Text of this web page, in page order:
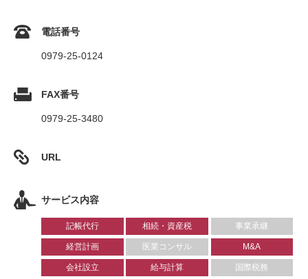
電話番号
0979-25-0124
FAX番号
0979-25-3480
URL
サービス内容
記帳代行 相続・資産税 事業承継
経営計画 医業コンサル M&A
会社設立 給与計算 国際税務